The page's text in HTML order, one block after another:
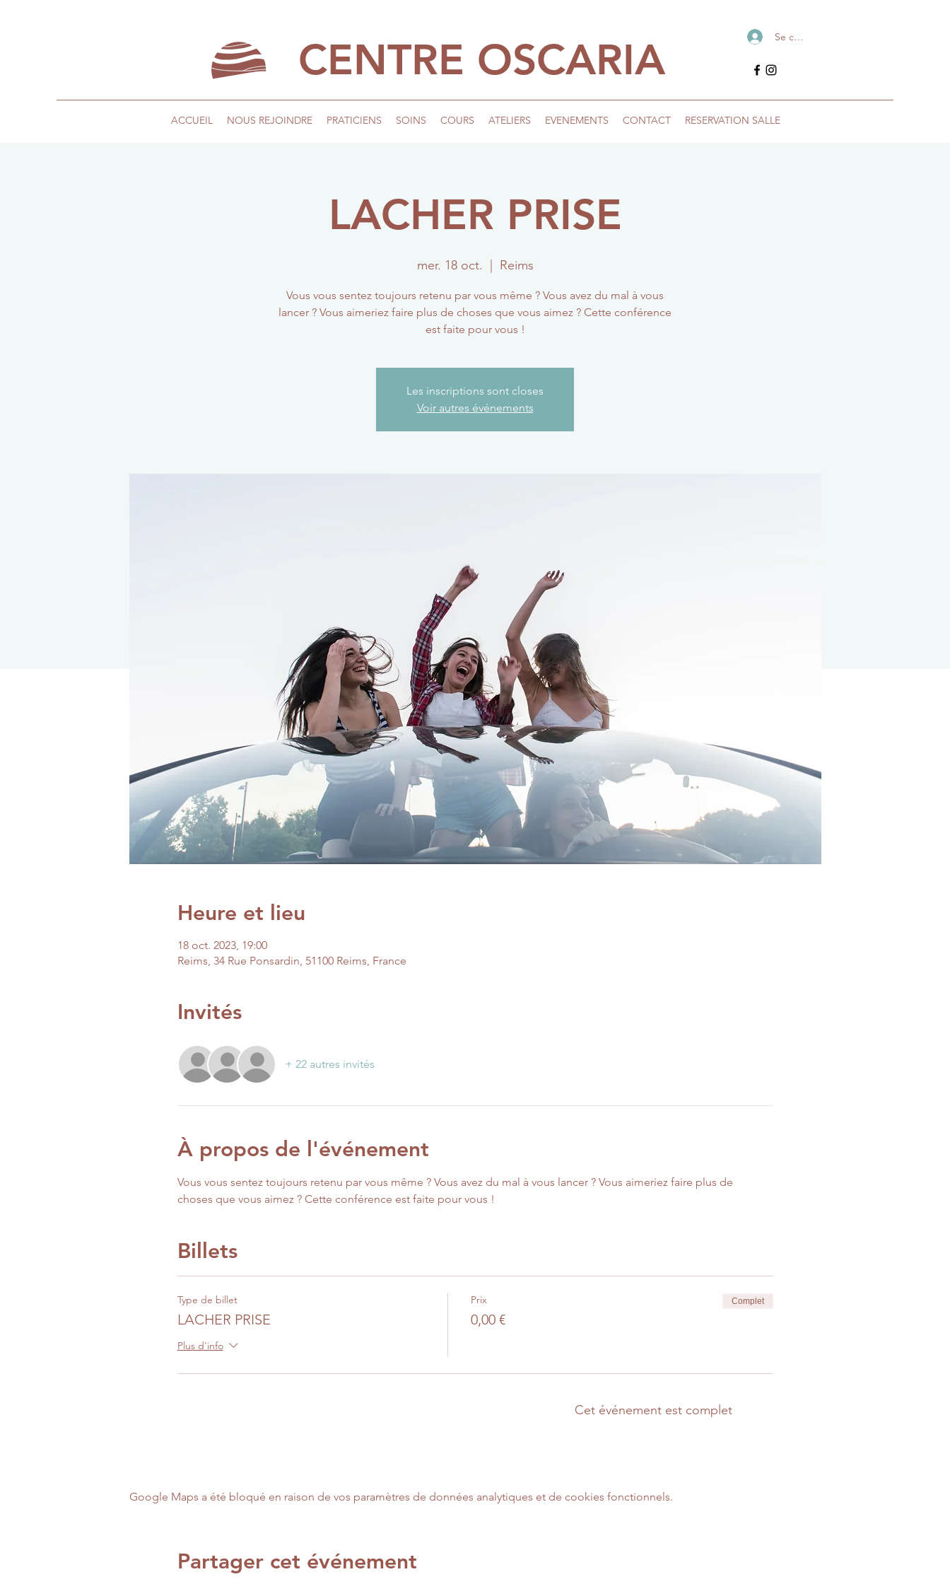
CENTRE OSCARIA Se connecter
ACCUEIL NOUS REJOINDRE PRATICIENS SOINS COURS ATELIERS EVENEMENTS CONTACT RESERVATION SALLE
LACHER PRISE
mer. 18 oct. Reims
Vous vous sentez toujours retenu par vous même ? Vous avez du mal à vous
lancer ? Vous aimeriez faire plus de choses que vous aimez ? Cette conférence
est faite pour vous !
Les inscriptions sont closes
Voir autres événements
Heure et lieu
18 oct. 2023, 19:00
Reims, 34 Rue Ponsardin, 51100 Reims, France
Invités
+ 22 autres invités
À propos de l'événement
Vous vous sentez toujours retenu par vous même ? Vous avez du mal à vous lancer ? Vous aimeriez faire plus de
choses que vous aimez ? Cette conférence est faite pour vous !
Billets
Type de billet
LACHER PRISE
Plus d'info
Prix
0,00 €
Complet
Cet événement est complet
Google Maps a été bloqué en raison de vos paramètres de données analytiques et de cookies fonctionnels.
Partager cet événement